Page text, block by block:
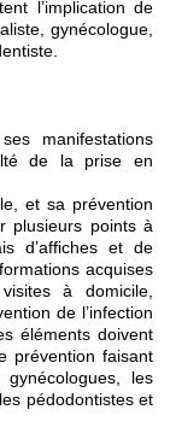
l’implication de
gynécologue,
manifestations
de la prise en
et sa prévention
plusieurs points à
d’affiches et de
acquises
à domicile,
de l’infection
éléments doivent
prévention faisant
les
pédodontistes et